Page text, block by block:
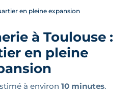
en pleine expansion
à Toulouse :
en pleine
à environ 10 minutes.